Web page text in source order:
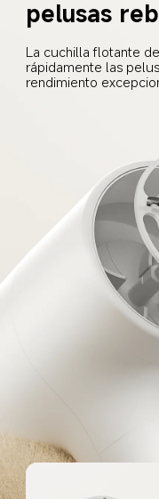
pelusas
La cuchilla flotante
rápidamente las
rendimiento